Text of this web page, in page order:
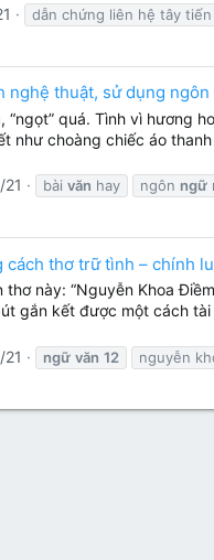
dẫn chứng liên hệ tây tiến
nghệ thuật, sử dụng
“ngọt” quá. Tình vì
như choàng chiếc áo
bài văn hay ngôn ngữ
cách thơ trữ tình – chính
thơ này: “Nguyễn Khoa
gắn kết được một cách
ngữ văn 12 nguyễn